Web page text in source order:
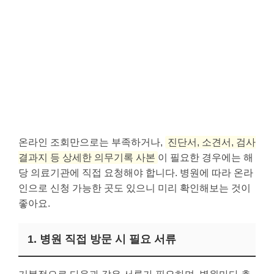
온라인 조회만으로는 부족하거나, 진단서, 소견서, 검사
결과지 등 상세한 의무기록 사본 이 필요한 경우에는 해
당 의료기관에 직접 요청해야 합니다. 병원에 따라 온라
인으로 신청 가능한 곳도 있으니 미리 확인해보는 것이
좋아요.
1. 병원 직접 방문 시 필요 서류